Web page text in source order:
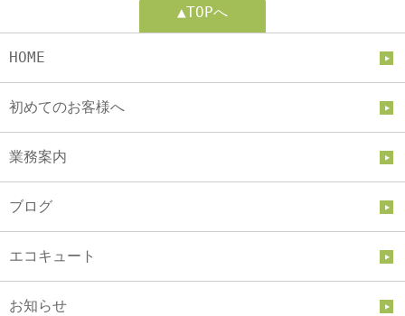
▲TOPへ
HOME
初めてのお客様へ
業務案内
ブログ
エコキュート
お知らせ